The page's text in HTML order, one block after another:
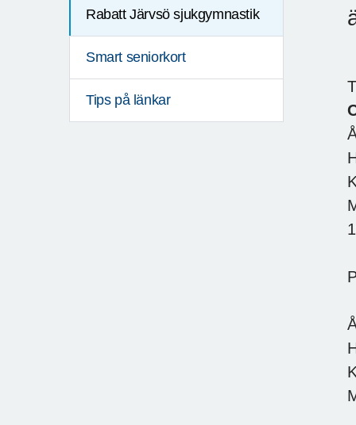
Rabatt Järvsö sjukgymnastik
Smart seniorkort
Tips på länkar